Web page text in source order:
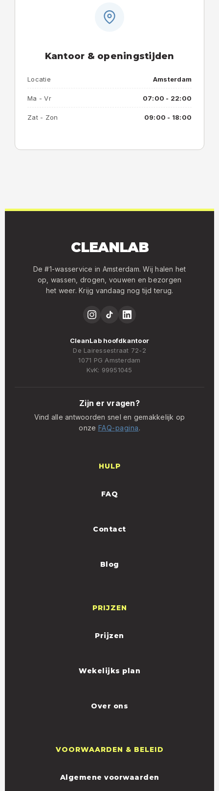
Kantoor & openingstijden
Locatie Amsterdam
Ma - Vr 07:00 - 22:00
Zat - Zon 09:00 - 18:00
CLEANLAB
De #1-wasservice in Amsterdam. Wij halen het
op, wassen, drogen, vouwen en bezorgen
het weer. Krijg vandaag nog tijd terug.
CleanLab hoofdkantoor
De Lairessestraat 72-2
1071 PG Amsterdam
KvK: 99951045
Zijn er vragen?
Vind alle antwoorden snel en gemakkelijk op
onze FAQ-pagina.
HULP
FAQ
Contact
Blog
PRIJZEN
Prijzen
Wekelijks plan
Over ons
VOORWAARDEN & BELEID
Algemene voorwaarden